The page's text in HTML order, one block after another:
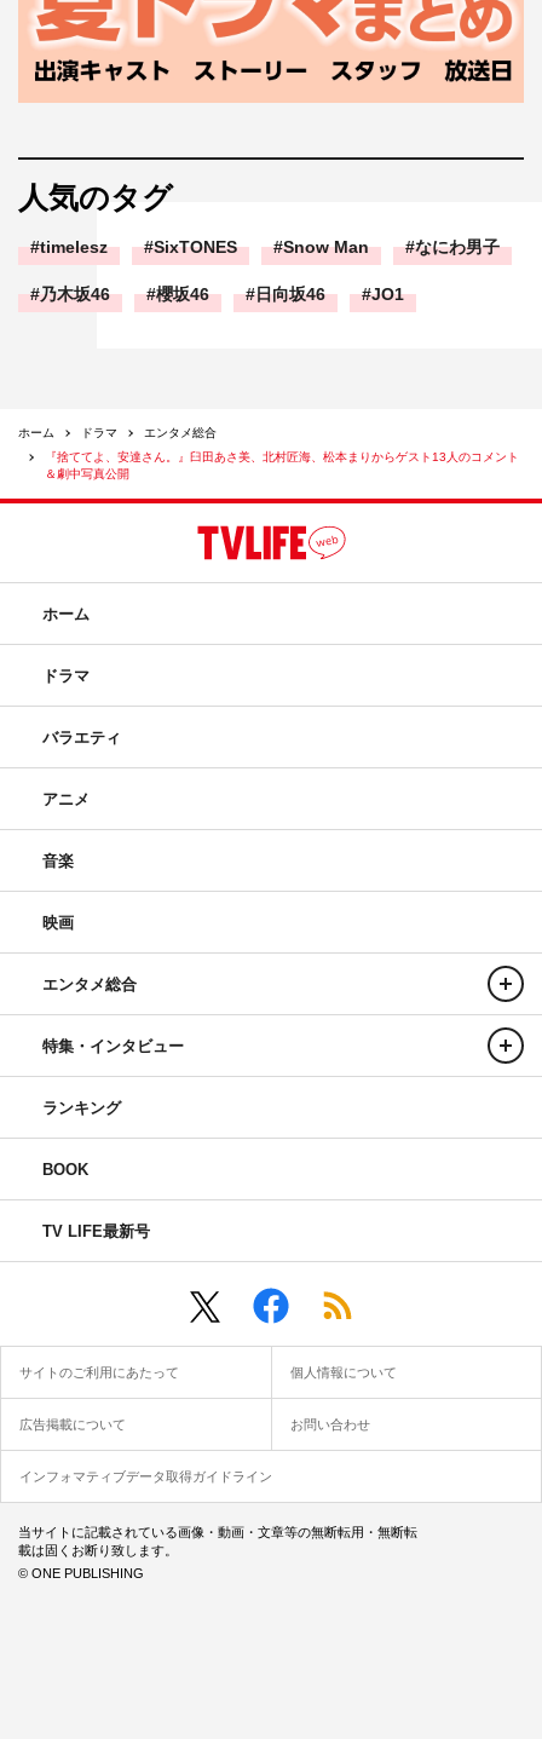
©「捨ててよ、安達さん。」製作委員会
YOU シソンヌ 加藤諒
北村匠海 安達祐実 徳永えり
臼田あさ美 貫地谷しほり
人気のタグ
timelesz SixTONES Snow Man なにわ男子
乃木坂46 櫻坂46 日向坂46 JO1
ホーム ドラマ
エンタメ総合
『捨ててよ、安達さん。』臼田あさ美、北村匠海、松本まりからゲスト13人のコメント
＆劇中写真公開
ホーム
ドラマ
バラエティ
アニメ
音楽
映画
エンタメ総合
特集・インタビュー
ランキング
BOOK
TV LIFE最新号
サイトのご利用にあたって 個人情報について
広告掲載について お問い合わせ
インフォマティブデータ取得ガイドライン
当サイトに記載されている画像・動画・文章等の無断転用・無断転
載は固くお断り致します。
© ONE PUBLISHING